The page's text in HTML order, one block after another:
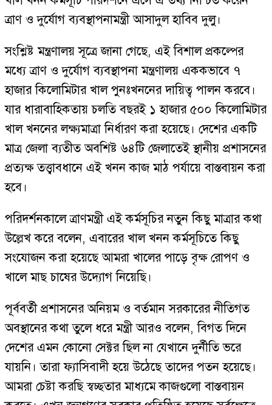
ত্রাণ ও দুর্যোগ ব্যবস্থাপনামন্ত্রী আসাদুল হাবিব দুলু।
সংশ্লিষ্ট মন্ত্রণালয় সূত্রে জানা গেছে, এই বিশাল প্রকল্পের
মধ্যে ত্রাণ ও দুর্যোগ ব্যবস্থাপনা মন্ত্রণালয় এককভাবে ৭
হাজার কিলোমিটার খাল পুনঃখননের দায়িত্ব পালন করবে।
যার ধারাবাহিকতায় চলতি বছরই ১ হাজার ৫০০ কিলোমিটার
খাল খননের লক্ষ্যমাত্রা নির্ধারণ করা হয়েছে। দেশের একটি
মাত্র জেলা ব্যতীত অবশিষ্ট ৬৪টি জেলাতেই স্থানীয় প্রশাসনের
প্রত্যক্ষ তত্ত্বাবধানে এই খনন কাজ মাঠ পর্যায়ে বাস্তবায়ন করা
হবে।
পরিদর্শনকালে ত্রাণমন্ত্রী এই কর্মসূচির নতুন কিছু মাত্রার কথা
উল্লেখ করে বলেন, এবারের খাল খনন কর্মসূচিতে কিছু
সংযোজন করা হয়েছে আমরা খালের পাড়ে বৃক্ষ রোপণ ও
খালে মাছ চাষের উদ্যোগ নিয়েছি।
পূর্ববর্তী প্রশাসনের অনিয়ম ও বর্তমান সরকারের নীতিগত
অবস্থানের কথা তুলে ধরে মন্ত্রী আরও বলেন, বিগত দিনে
দেশের এমন কোনো সেক্টর ছিল না যেখানে দুর্নীতি ভরে
যায়নি। তারা ফ্যাসিবাদী হয়ে উঠেছে তাদের পতন হয়েছে।
আমরা চেষ্টা করছি স্বচ্ছতার মাধ্যমে কাজগুলো বাস্তবায়ন